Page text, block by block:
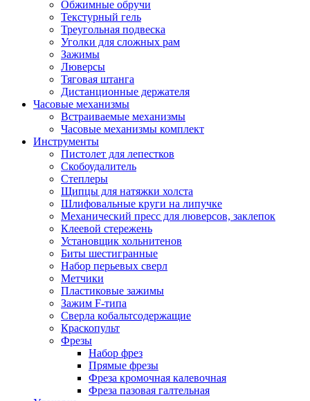
Обжимные обручи
Текстурный гель
Треугольная подвеска
Уголки для сложных рам
Зажимы
Люверсы
Тяговая штанга
Дистанционные держателя
Часовые механизмы
Встраиваемые механизмы
Часовые механизмы комплект
Инструменты
Пистолет для лепестков
Скобоудалитель
Степлеры
Щипцы для натяжки холста
Шлифовальные круги на липучке
Механический пресс для люверсов, заклепок
Клеевой стережень
Установщик хольнитенов
Биты шестигранные
Набор перьевых сверл
Метчики
Пластиковые зажимы
Зажим F-типа
Сверла кобальтсодержащие
Краскопульт
Фрезы
Набор фрез
Прямые фрезы
Фреза кромочная калевочная
Фреза пазовая галтельная